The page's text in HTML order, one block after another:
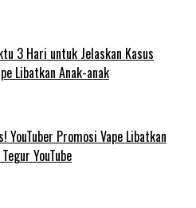
3 Hari untuk Jelaskan Kasus
Libatkan Anak-anak
YouTuber Promosi Vape Libatkan
YouTube